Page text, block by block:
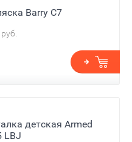
Barry C7
руб.
детская Armed
LBJ